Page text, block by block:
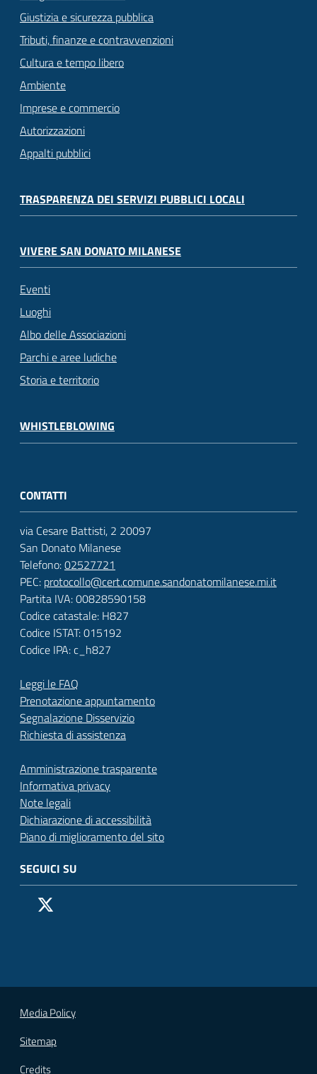
Giustizia e sicurezza pubblica
Tributi, finanze e contravvenzioni
Cultura e tempo libero
Ambiente
Imprese e commercio
Autorizzazioni
Appalti pubblici
TRASPARENZA DEI SERVIZI PUBBLICI LOCALI
VIVERE SAN DONATO MILANESE
Eventi
Luoghi
Albo delle Associazioni
Parchi e aree ludiche
Storia e territorio
WHISTLEBLOWING
CONTATTI
via Cesare Battisti, 2 20097
San Donato Milanese
Telefono:02527721
PEC: protocollo@cert.comune.sandonatomilanese.mi.it
Partita IVA: 00828590158
Codice catastale: H827
Codice ISTAT: 015192
Codice IPA: c_h827
Leggi le FAQ
Prenotazione appuntamento
Segnalazione Disservizio
Richiesta di assistenza
Amministrazione trasparente
Informativa privacy
Note legali
Dichiarazione di accessibilità
Piano di miglioramento del sito
SEGUICI SU
Pagina Facebook del Comune di San Donato Milanese
Vai alla pagina
Media Policy
Sitemap
Credits